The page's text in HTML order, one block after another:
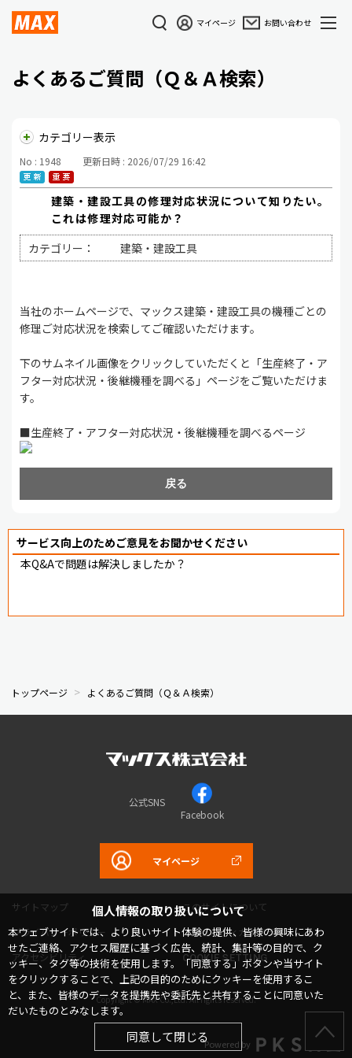
マイページ お問い合わせ
よくあるご質問（Ｑ＆Ａ検索）
個人情報の取り扱いについて
本ウェブサイトでは、より良いサイト体験の提供、皆様の興味にあわ
せたご連絡、アクセス履歴に基づく広告、統計、集計等の目的で、ク
ッキー、タグ等の技術を使用します。「同意する」ボタンや当サイト
をクリックすることで、上記の目的のためにクッキーを使用するこ
と、また、皆様のデータを提携先や委託先と共有することに同意いた
だいたものとみなします。
同意して閉じる
カテゴリー表示
No : 1948 更新日時 : 2026/07/29 16:42
建築・建設工具の修理対応状況について知りたい。
これは修理対応可能か？
カテゴリー：
建築・建設工具
当社のホームページで、マックス建築・建設工具の機種ごとの
修理ご対応状況を検索してご確認いただけます。
下のサムネイル画像をクリックしていただくと「生産終了・ア
フター対応状況・後継機種を調べる」ページをご覧いただけま
す。
■生産終了・アフター対応状況・後継機種を調べるページ
戻る
サービス向上のためご意見をお聞かせください
本Q&Aで問題は解決しましたか？
トップページ よくあるご質問（Ｑ＆Ａ検索）
公式SNS
Facebook
マイページ
サイトマップ
このサイトについて
プライバシーポリシー
コミュニティガイドライン
アクセシビリティ
COOKIE SETTING
Copyright © MAX Co.,Ltd. All rights reserved.
Powered by